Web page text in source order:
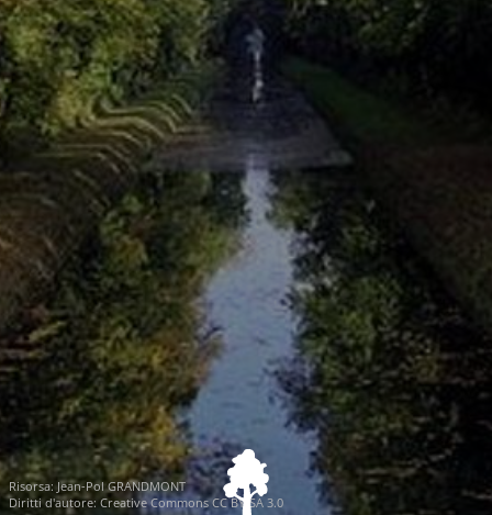
Risorsa:Jean-Pol GRANDMONT
Diritti d'autore:Creative Commons CC BY-SA 3.0